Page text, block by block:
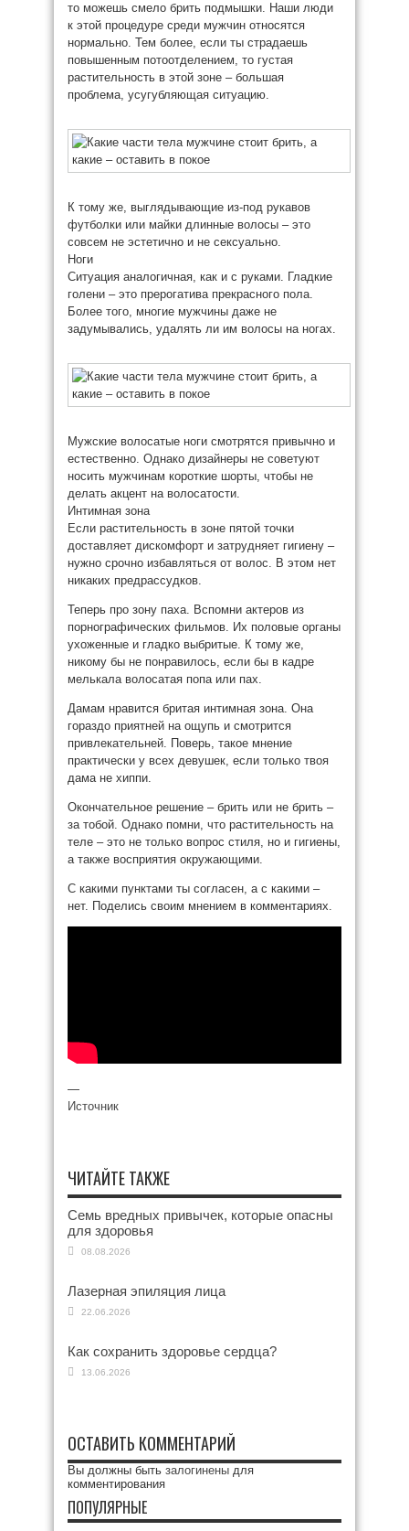
то можешь смело брить подмышки. Наши люди
к этой процедуре среди мужчин относятся
нормально. Тем более, если ты страдаешь
повышенным потоотделением, то густая
растительность в этой зоне – большая
проблема, усугубляющая ситуацию.
К тому же, выглядывающие из-под рукавов
футболки или майки длинные волосы – это
совсем не эстетично и не сексуально.
Ноги
Ситуация аналогичная, как и с руками. Гладкие
голени – это прерогатива прекрасного пола.
Более того, многие мужчины даже не
задумывались, удалять ли им волосы на ногах.
Мужские волосатые ноги смотрятся привычно и
естественно. Однако дизайнеры не советуют
носить мужчинам короткие шорты, чтобы не
делать акцент на волосатости.
Интимная зона
Если растительность в зоне пятой точки
доставляет дискомфорт и затрудняет гигиену –
нужно срочно избавляться от волос. В этом нет
никаких предрассудков.
Теперь про зону паха. Вспомни актеров из
порнографических фильмов. Их половые органы
ухоженные и гладко выбритые. К тому же,
никому бы не понравилось, если бы в кадре
мелькала волосатая попа или пах.
Дамам нравится бритая интимная зона. Она
гораздо приятней на ощупь и смотрится
привлекательней. Поверь, такое мнение
практически у всех девушек, если только твоя
дама не хиппи.
Окончательное решение – брить или не брить –
за тобой. Однако помни, что растительность на
теле – это не только вопрос стиля, но и гигиены,
а также восприятия окружающими.
С какими пунктами ты согласен, а с какими –
нет. Поделись своим мнением в комментариях.
—
Источник
ЧИТАЙТЕ ТАКЖЕ
Семь вредных привычек, которые опасны
для здоровья
08.08.2026
Лазерная эпиляция лица
22.06.2026
Как сохранить здоровье сердца?
13.06.2026
ОСТАВИТЬ КОММЕНТАРИЙ
Вы должны быть залогинены для
комментирования
ПОПУЛЯРНЫЕ